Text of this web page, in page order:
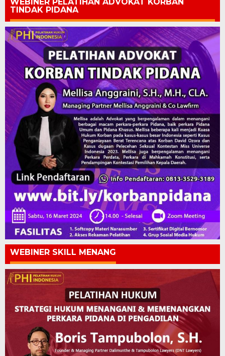
TINDAK PIDANA
WEBINER SKILL MENANG